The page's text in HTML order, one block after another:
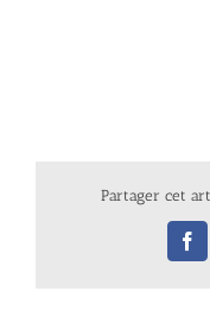
Partager cet